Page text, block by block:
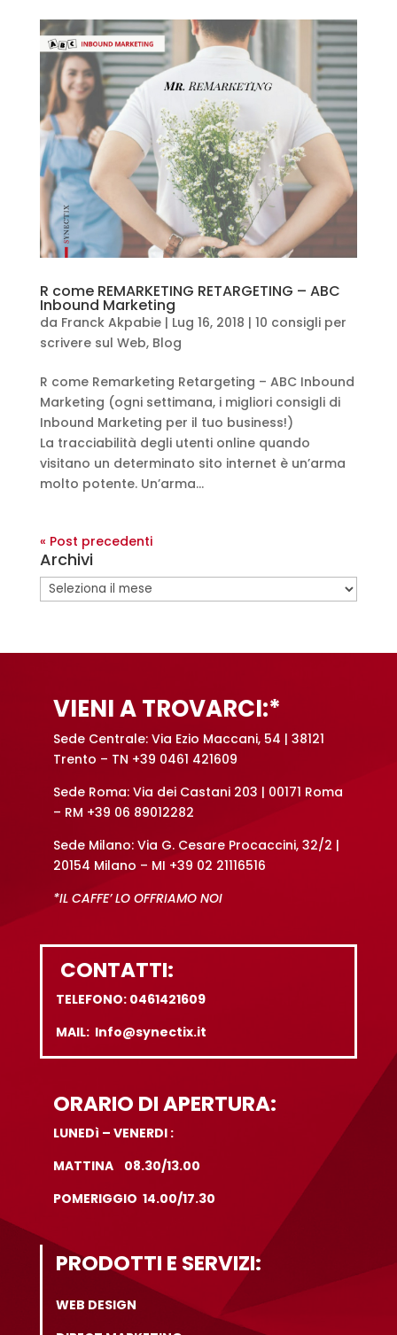
R come REMARKETING RETARGETING – ABC
Inbound Marketing
da Franck Akpabie| Lug 16, 2018 | 10 consigli per
scrivere sul Web, Blog
R come Remarketing Retargeting – ABC Inbound
Marketing (ogni settimana, i migliori consigli di
Inbound Marketing per il tuo business!)
La tracciabilità degli utenti online quando
visitano un determinato sito internet è un’arma
molto potente. Un’arma...
« Post precedenti
Archivi
Archivi
VIENI A TROVARCI:*
Sede Centrale: Via Ezio Maccani, 54 | 38121
Trento – TN +39 0461 421609
Sede Roma: Via dei Castani 203 | 00171 Roma
– RM +39 06 89012282
Sede Milano: Via G. Cesare Procaccini, 32/2 |
20154 Milano – MI +39 02 21116516
*IL CAFFE’ LO OFFRIAMO NOI
CONTATTI:
TELEFONO: 0461421609
MAIL: Info@synectix.it
ORARIO DI APERTURA:
LUNEDì – VENERDI :
MATTINA 08.30/13.00
POMERIGGIO 14.00/17.30
PRODOTTI E SERVIZI:
WEB DESIGN